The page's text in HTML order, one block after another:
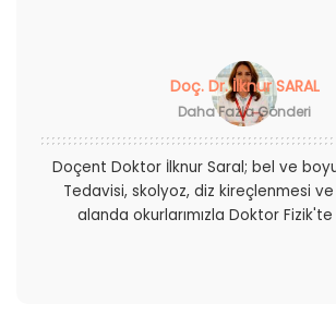
Doç. Dr. İlknur SARAL
Daha Fazla Gönderi
Doçent Doktor İlknur Saral; bel ve
Tedavisi, skolyoz, diz kireçlenmesi
alanda okurlarımızla Doktor